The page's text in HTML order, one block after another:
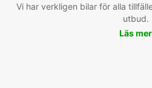
Vi har verkligen bilar för alla
utbud.
Läs mer